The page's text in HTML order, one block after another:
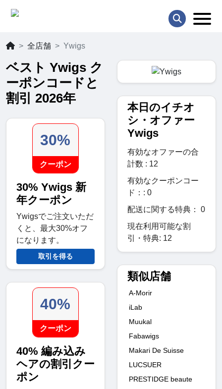
全店舗 Ywigs
ベスト Ywigs ク
ーポンコードと
割引 2026年
30%
クーポン
30% Ywigs 新
年クーポン
Ywigsでご注文いただ
くと、最大30%オフ
になります。
取引を得る
40%
クーポン
40% 編み込み
ヘアの割引クー
ポン
本日のイチオ
シ・オファー
Ywigs
有効なオファーの合
計数 : 12
有効なクーポンコー
ド：: 0
配送に関する特典： 0
現在利用可能な割
引・特典: 12
類似店舗
A-Morir
iLab
Muukal
Fabawigs
Makari De Suisse
LUCSUER
PRESTIDGE beaute